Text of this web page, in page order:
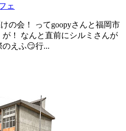
ェ
の会！ ってgoopyさんと福岡市
！ なんと直前にシルミさんが
えふ😏行...